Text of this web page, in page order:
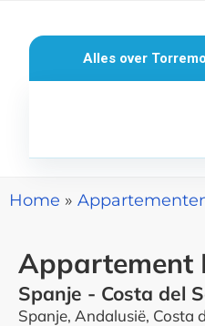
Alles over
Home »
Appartement
Spanje - Costa del
Spanje, Andalusië, Costa